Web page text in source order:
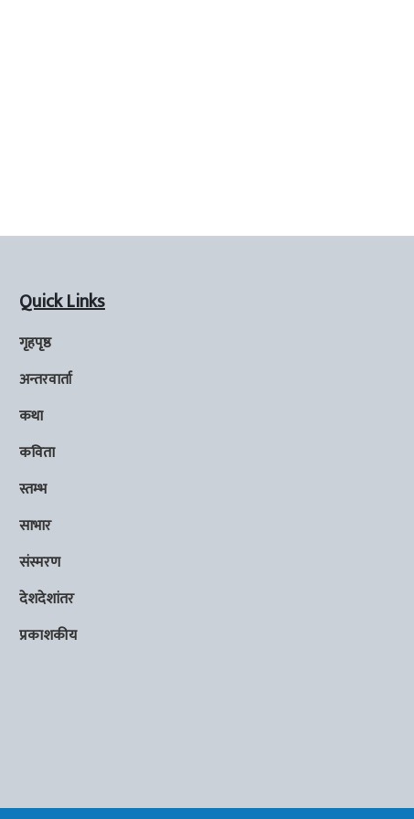
Quick Links
गृहपृष्ठ
अन्तरवार्ता
कथा
कविता
स्तम्भ
साभार
संस्मरण
देशदेशांतर
प्रकाशकीय